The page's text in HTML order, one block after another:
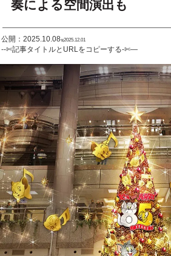
奏による空間演出も
公開：2025.10.08ಇ2025.12.01
--✄記事タイトルとURLをコピーする-✄—